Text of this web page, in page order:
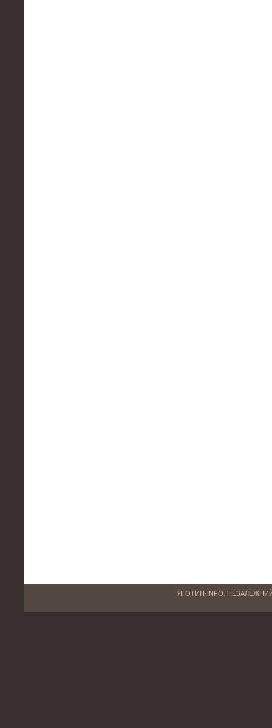
ЯГОТИН-INFO.